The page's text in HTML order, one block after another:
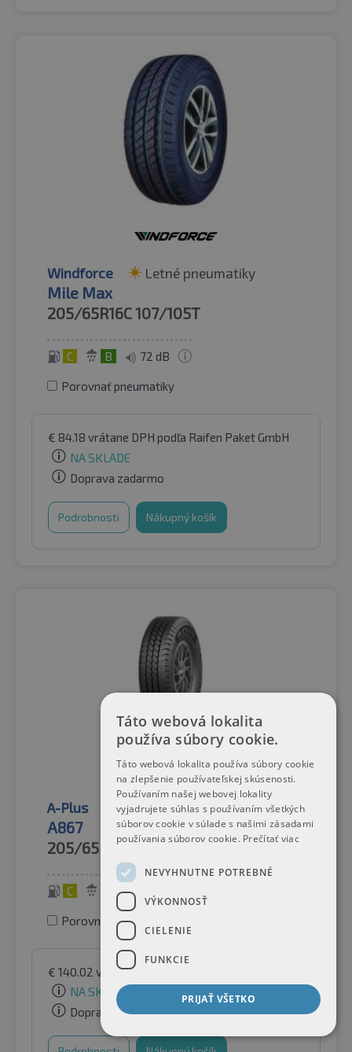
Windforce Letné pneumatiky
Mile Max
205/65R16C107/105T
C B 72 dB
Porovnať pneumatiky
€ 84.18 vrátane DPH podľa Raifen Paket GmbH
NA SKLADE
Doprava zadarmo
Podrobnosti Nákupný košík
A-Plus Letné pneumatiky
A867
205/65R16C107/105T
C
Porovnať pneumatiky
€ 140.02 vrátane DPH
NA SKLADE
Doprava zadarmo
Táto webová lokalita
používa súbory cookie.
Táto webová lokalita používa súbory cookie
na zlepšenie používateľskej skúsenosti.
Používaním našej webovej lokality
vyjadrujete súhlas s používaním všetkých
súborov cookie v súlade s našimi zásadami
používania súborov cookie. Prečítať viac
NEVYHNUTNE POTREBNÉ
VÝKONNOSŤ
CIELENIE
FUNKCIE
PRIJAŤ VŠETKO